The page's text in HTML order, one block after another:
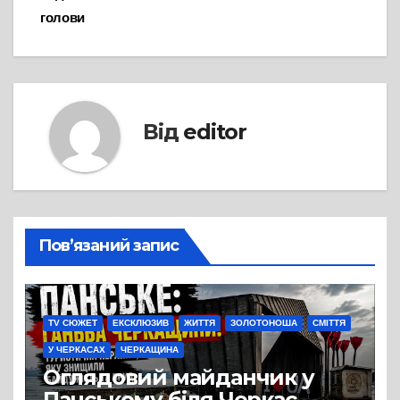
голови
Від editor
Пов’язаний запис
TV СЮЖЕТ ЕКСКЛЮЗИВ ЖИТТЯ ЗОЛОТОНОША СМІТТЯ
У ЧЕРКАСАХ ЧЕРКАЩИНА
Оглядовий майданчик у